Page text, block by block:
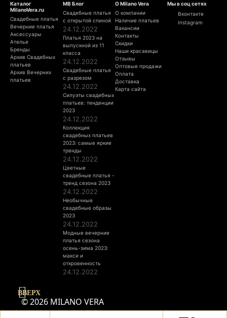
Каталог
MilanoVera.ru
Свадебные платья
Вечерние платья
Аксессуары
Ателье
Бренды
Архив Свадебных
платьев
Архив Вечерних
платьев
МВ Блог
Свадебные платья
с открытой спиной
24.12.2022
Платья 2023 на
выпускной из 11
класса
24.12.2022
Свадебные платья
с разрезом
24.12.2022
Силуэты свадебных
платьев: тенденции
2023
24.12.2022
Коллекция
свадебных платьев
2023: самые яркие
тренды
24.12.2022
Цветные
свадебные платья -
тренд сезона 2023
24.12.2022
Необычные
свадебные образы
2023
24.12.2022
Модные вечерние
платья сезона
осень-зима 2023:
макси и
откровенность
24.12.2022
О Milano Vera
О компании
Наличие платьев
Вакансии
Контакты
Скидки
Наши красавицы
Отзывы
Оптовые продажи
Оплата
Доставка
Карта сайта
Мы в соц сетях
Вконтакте
Instagram
© 2026 MILANO VERA
ВВЕРХ